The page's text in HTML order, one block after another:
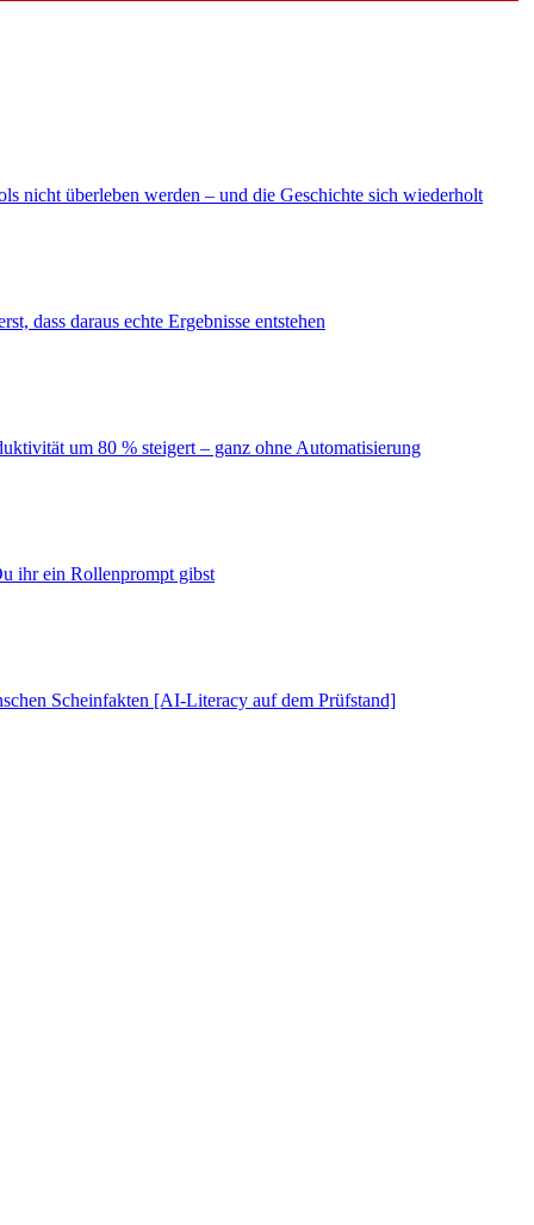
nicht überleben werden – und die Geschichte sich wiederholt
dass daraus echte Ergebnisse entstehen
um 80 % steigert – ganz ohne Automatisierung
ihr ein Rollenprompt gibst
Scheinfakten [AI-Literacy auf dem Prüfstand]